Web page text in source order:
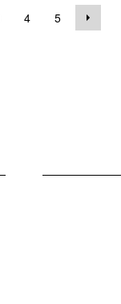
4 5